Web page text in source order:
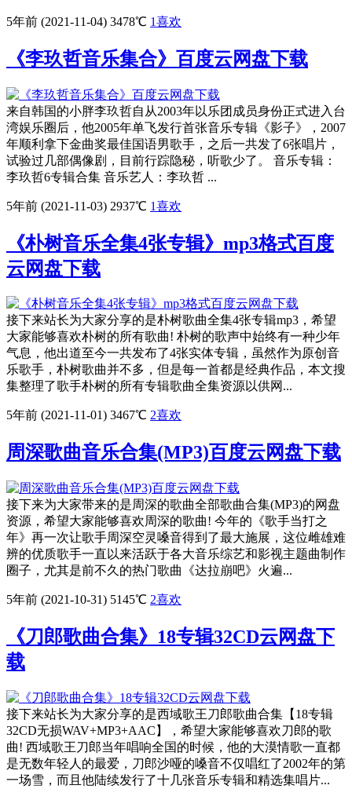
5年前 (2021-11-04) 3478℃ 1喜欢
《李玖哲音乐集合》百度云网盘下载
来自韩国的小胖李玖哲自从2003年以乐团成员身份正式进入台
湾娱乐圈后，他2005年单飞发行首张音乐专辑《影子》，2007
年顺利拿下金曲奖最佳国语男歌手，之后一共发了6张唱片，
试验过几部偶像剧，目前行踪隐秘，听歌少了。 音乐专辑：
李玖哲6专辑合集 音乐艺人：李玖哲 ...
5年前 (2021-11-03) 2937℃ 1喜欢
《朴树音乐全集4张专辑》mp3格式百度
云网盘下载
接下来站长为大家分享的是朴树歌曲全集4张专辑mp3，希望
大家能够喜欢朴树的所有歌曲! 朴树的歌声中始终有一种少年
气息，他出道至今一共发布了4张实体专辑，虽然作为原创音
乐歌手，朴树歌曲并不多，但是每一首都是经典作品，本文搜
集整理了歌手朴树的所有专辑歌曲全集资源以供网...
5年前 (2021-11-01) 3467℃ 2喜欢
周深歌曲音乐合集(MP3)百度云网盘下载
接下来为大家带来的是周深的歌曲全部歌曲合集(MP3)的网盘
资源，希望大家能够喜欢周深的歌曲! 今年的《歌手当打之
年》再一次让歌手周深空灵嗓音得到了最大施展，这位雌雄难
辨的优质歌手一直以来活跃于各大音乐综艺和影视主题曲制作
圈子，尤其是前不久的热门歌曲《达拉崩吧》火遍...
5年前 (2021-10-31) 5145℃ 2喜欢
《刀郎歌曲合集》18专辑32CD云网盘下
载
接下来站长为大家分享的是西域歌王刀郎歌曲合集【18专辑
32CD无损WAV+MP3+AAC】，希望大家能够喜欢刀郎的歌
曲! 西域歌王刀郎当年唱响全国的时候，他的大漠情歌一直都
是无数年轻人的最爱，刀郎沙哑的嗓音不仅唱红了2002年的第
一场雪，而且他陆续发行了十几张音乐专辑和精选集唱片...